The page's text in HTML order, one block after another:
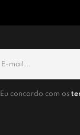
Eu concordo com os